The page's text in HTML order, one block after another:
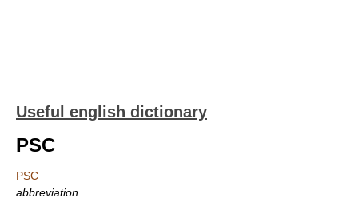
Useful english dictionary
PSC
PSC
abbreviation